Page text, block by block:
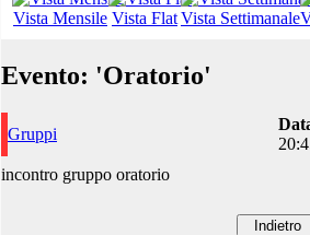
Vista Mensile Vista FlatVista Settimanale
Evento: 'Oratorio'
Gruppi
incontro gruppo oratorio